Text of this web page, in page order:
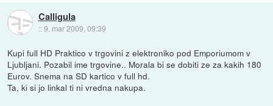
Calligula
::9. mar 2009, 09:39
Kupi full HD Praktico v trgovini z elektroniko pod Emporiumom v
Ljubljani. Pozabil ime trgovine.. Morala bi se dobiti ze za kakih 180
Eurov. Snema na SD kartico v full hd.
Ta, ki si jo linkal ti ni vredna nakupa.